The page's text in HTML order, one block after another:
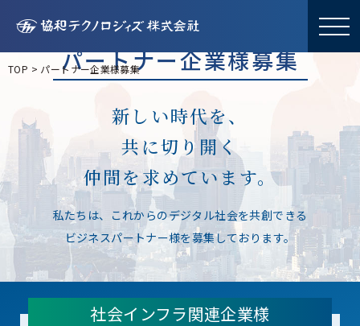
TOP > パートナー企業様募集
パートナー企業様募集
新しい時代を、
共に切り開く
仲間を求めています。
私たちは、これからのデジタル社会を共創できる
ビジネスパートナー様を募集しております。
社会インフラ関連企業様